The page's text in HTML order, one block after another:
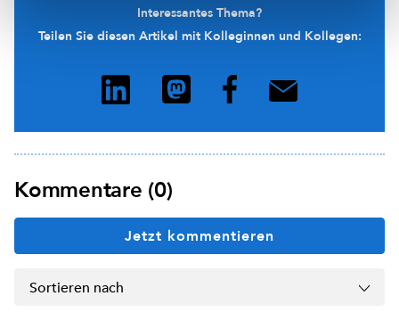
Interessantes Thema?
Teilen Sie diesen Artikel mit Kolleginnen und Kollegen:
Kommentare (0)
Jetzt kommentieren
Sortieren nach